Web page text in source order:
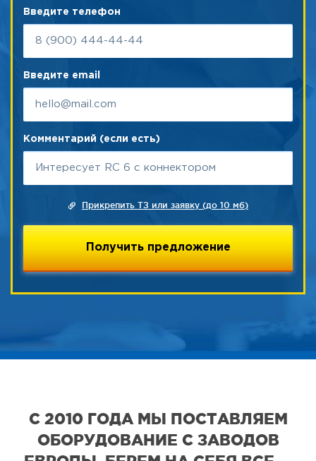
Введите телефон
Введите email
Комментарий (если есть)
Прикрепить ТЗ или заявку (до 10 мб)
С 2010 ГОДА МЫ ПОСТАВЛЯЕМ
ОБОРУДОВАНИЕ С ЗАВОДОВ